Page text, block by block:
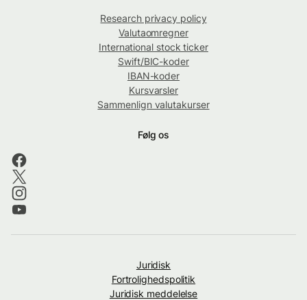
Research privacy policy
Valutaomregner
International stock ticker
Swift/BIC-koder
IBAN-koder
Kursvarsler
Sammenlign valutakurser
Følg os
Juridisk
Fortrolighedspolitik
Juridisk meddelelse